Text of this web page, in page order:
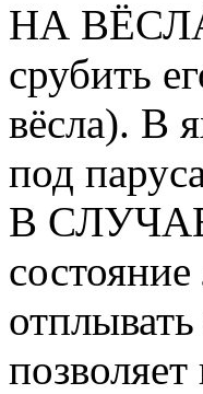
НА
срубить
вёсла). В
под
В